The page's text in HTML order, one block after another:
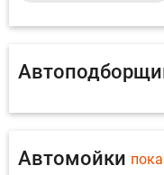
Автомойки